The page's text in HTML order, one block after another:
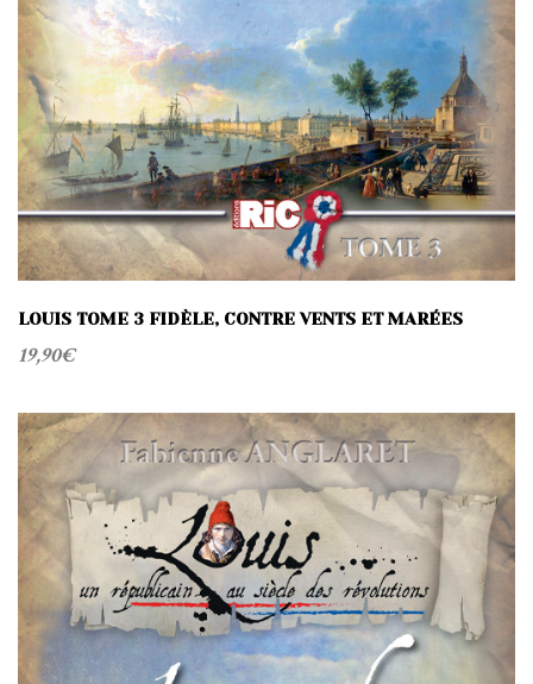
LOUIS TOME 3 FIDÈLE, CONTRE VENTS ET MARÉES
19,90€